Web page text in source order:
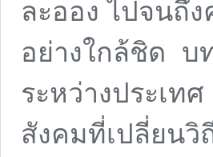
ละออง ไปจนถึ
อย่างใกล้ชิด บ
ระหว่างประเท
สังคมที่เปลี่ยน